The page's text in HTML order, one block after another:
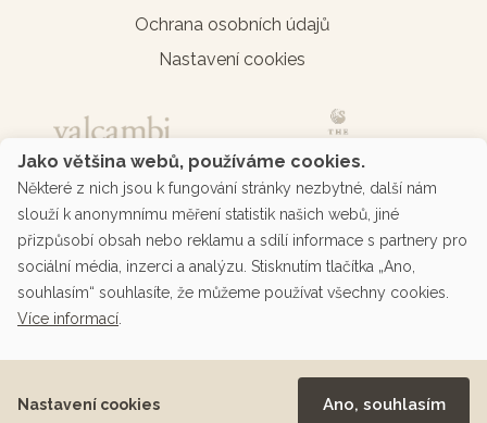
Ochrana osobních údajů
Nastavení cookies
Podporované platby přes platební bránu
Jako většina webů, používáme cookies.
Některé z nich jsou k fungování stránky nezbytné, další nám
slouží k anonymnímu měření statistik našich webů, jiné
přizpůsobí obsah nebo reklamu a sdílí informace s partnery pro
sociální média, inzerci a analýzu. Stisknutím tlačítka „Ano,
souhlasím“ souhlasíte, že můžeme používat všechny cookies.
Více informací
Nastavení cookies Ano, souhlasím